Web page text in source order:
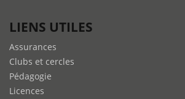
LIENS UTILES
Assurances
Clubs et cercles
Pédagogie
Licences